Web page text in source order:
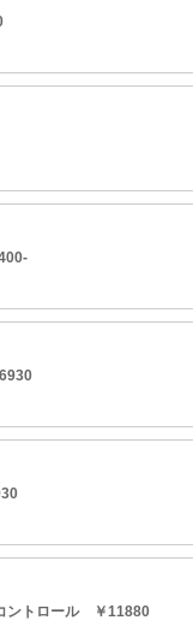
ントロール ￥11880